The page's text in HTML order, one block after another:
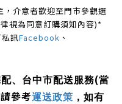
介意者歡迎至門市參觀選
視為同意訂購須知內容)*
訊Facebook 、
、 台中市配送服務(當
參考運送政策 ，如有